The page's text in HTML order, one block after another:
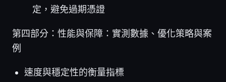
定，避免過期憑證
第四部分：性能與保障：實測數據、優化策略與案
例
速度與穩定性的衡量指標